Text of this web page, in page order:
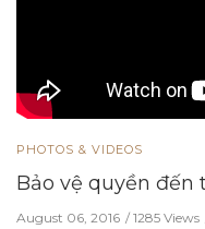
PHOTOS & VIDEOS
Bảo vệ quyền đến
August 06, 2016 1285 Views